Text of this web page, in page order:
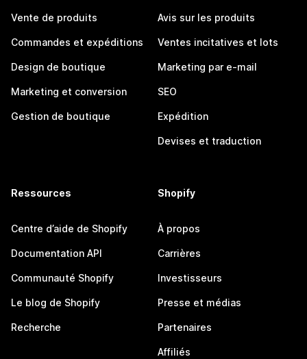
Vente de produits
Commandes et expéditions
Design de boutique
Marketing et conversion
Gestion de boutique
Avis sur les produits
Ventes incitatives et lots
Marketing par e-mail
SEO
Expédition
Devises et traduction
Ressources
Centre d’aide de Shopify
Documentation API
Communauté Shopify
Le blog de Shopify
Recherche
Shopify
À propos
Carrières
Investisseurs
Presse et médias
Partenaires
Affiliés